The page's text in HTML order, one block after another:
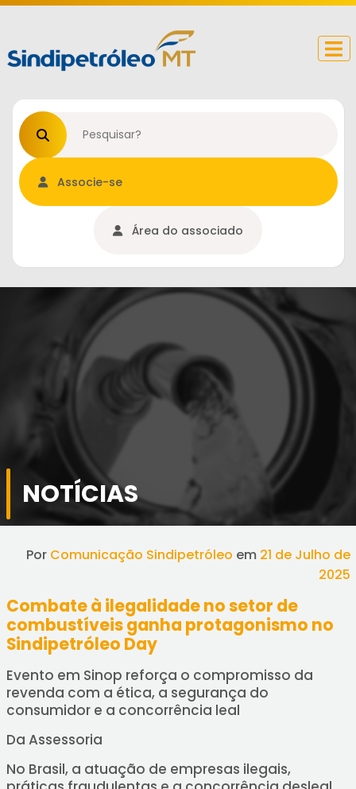
Procurar no site
Associe-se
Área do associado
NOTÍCIAS
Por Comunicação Sindipetróleo em 21 de Julho de
2025
Combate à ilegalidade no setor de
combustíveis ganha protagonismo no
Sindipetróleo Day
Evento em Sinop reforça o compromisso da
revenda com a ética, a segurança do
consumidor e a concorrência leal
Da Assessoria
No Brasil, a atuação de empresas ilegais,